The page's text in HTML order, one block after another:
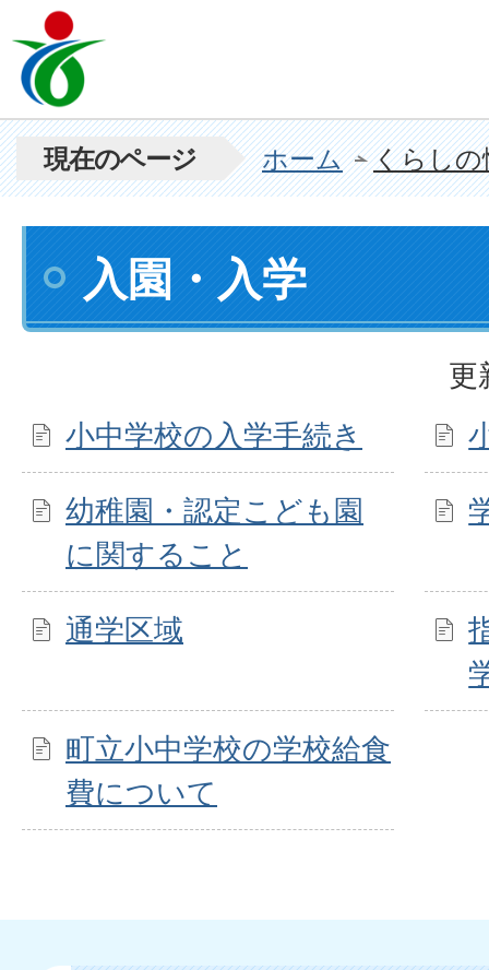
現在のページ ホーム くらしの
入園・入学
更
小中学校の入学手続き
幼稚園・認定こども園
に関すること
通学区域
町立小中学校の学校給食
費について